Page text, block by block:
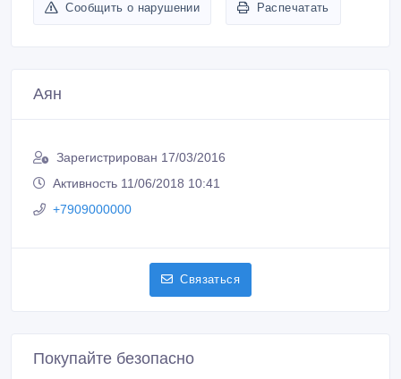
Сообщить о нарушении Распечатать
Аян
Зарегистрирован 17/03/2016
Активность 11/06/2018 10:41
+7909000000
Связаться
Покупайте безопасно